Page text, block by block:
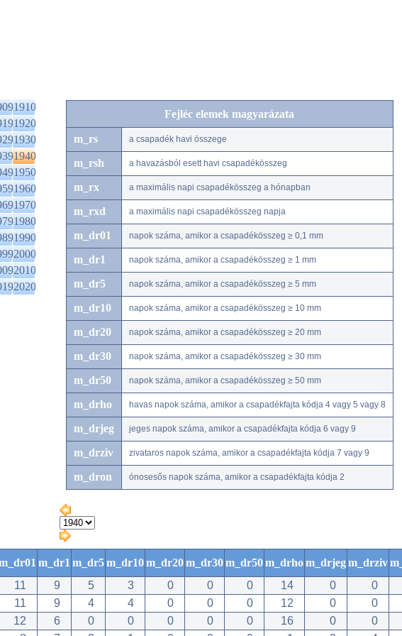
1910
1920
1930
1940
1950
1960
1970
1980
1990
2000
2010
2020
Fejléc elemek magyarázata
m_rs a csapadék havi összege
m_rsh a havazásból esett havi csapadékösszeg
m_rx a maximális napi csapadékösszeg a hónapban
m_rxd a maximális napi csapadékösszeg napja
m_dr01 napok száma, amikor a csapadékösszeg ≥ 0,1 mm
m_dr1 napok száma, amikor a csapadékösszeg ≥ 1 mm
m_dr5 napok száma, amikor a csapadékösszeg ≥ 5 mm
m_dr10 napok száma, amikor a csapadékösszeg ≥ 10 mm
m_dr20 napok száma, amikor a csapadékösszeg ≥ 20 mm
m_dr30 napok száma, amikor a csapadékösszeg ≥ 30 mm
m_dr50 napok száma, amikor a csapadékösszeg ≥ 50 mm
m_drho havas napok száma, amikor a csapadékfajta kódja 4 vagy 5 vagy 8
m_drjeg jeges napok száma, amikor a csapadékfajta kódja 6 vagy 9
m_drziv zivataros napok száma, amikor a csapadékfajta kódja 7 vagy 9
m_dron ónosesős napok száma, amikor a csapadékfajta kódja 2
m_dr1 m_dr5m_dr10m_dr20m_dr30m_dr50m_drhom_drjegm_drziv
11 9 5 3 0 0 0 14 0 0
11 9 4 4 0 0 0 12 0 0
12 6 0 0 0 0 0 16 0 0